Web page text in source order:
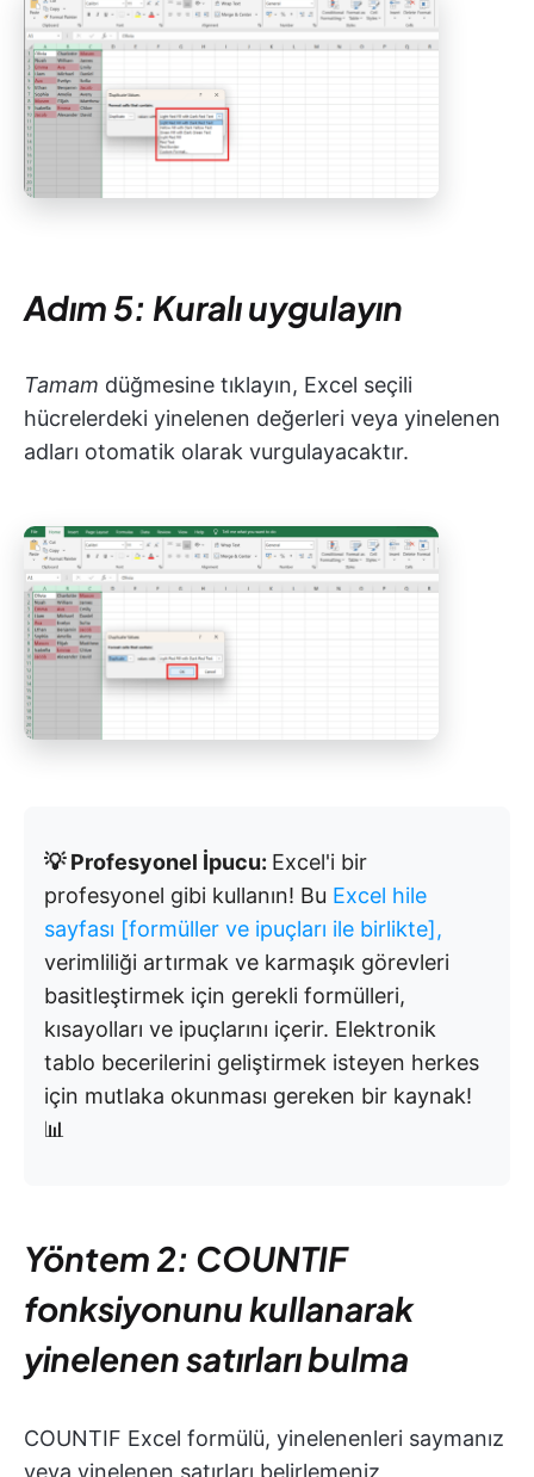
Adım 5: Kuralı uygulayın
Tamam düğmesine tıklayın, Excel seçili
hücrelerdeki yinelenen değerleri veya yinelenen
adları otomatik olarak vurgulayacaktır.
💡 Profesyonel İpucu: Excel'i bir
profesyonel gibi kullanın! Bu Excel hile
sayfası [formüller ve ipuçları ile birlikte],
verimliliği artırmak ve karmaşık görevleri
basitleştirmek için gerekli formülleri,
kısayolları ve ipuçlarını içerir. Elektronik
tablo becerilerini geliştirmek isteyen herkes
için mutlaka okunması gereken bir kaynak!
📊
Yöntem 2: COUNTIF
fonksiyonunu kullanarak
yinelenen satırları bulma
COUNTIF Excel formülü, yinelenenleri saymanız
veya yinelenen satırları belirlemeniz